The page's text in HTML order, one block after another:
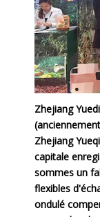
Zhejiang
Zhejiang
capitale
sommes un
flexibles
ondulé